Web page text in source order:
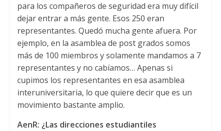
para los compañeros de seguridad era muy difícil
dejar entrar a más gente. Esos 250 eran
representantes. Quedó mucha gente afuera. Por
ejemplo, en la asamblea de post grados somos
más de 100 miembros y solamente mandamos a 7
representantes y no cabíamos… Apenas si
cupimos los representantes en esa asamblea
interuniversitaria, lo que quiere decir que es un
movimiento bastante amplio.
AenR: ¿Las direcciones estudiantiles